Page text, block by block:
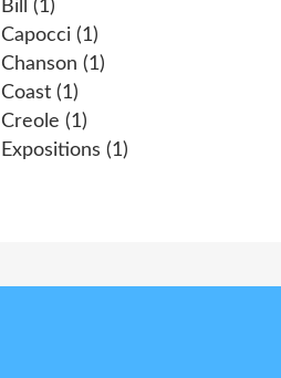
Bill
(1)
Capocci (1)
Chanson (1)
Coast (1)
Creole (1)
Expositions (1)